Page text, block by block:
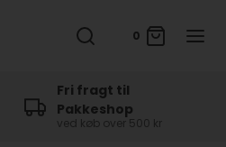
0
Fri fragt til
Pakkeshop
ved køb over 500 kr